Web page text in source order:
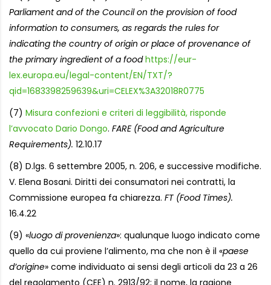
Parliament and of the Council on the provision of food
information to consumers, as regards the rules for
indicating the country of origin or place of provenance of
the primary ingredient of a food https://eur-
lex.europa.eu/legal-content/EN/TXT/?
qid=1683398259639&uri=CELEX%3A32018R0775
(7) Misura confezioni e criteri di leggibilità, risponde
l’avvocato Dario Dongo. FARE (Food and Agriculture
Requirements). 12.10.17
(8) D.lgs. 6 settembre 2005, n. 206, e successive modifiche.
V. Elena Bosani. Diritti dei consumatori nei contratti, la
Commissione europea fa chiarezza. FT (Food Times).
16.4.22
(9) «luogo di provenienza»: qualunque luogo indicato come
quello da cui proviene l’alimento, ma che non è il «paese
d’origine» come individuato ai sensi degli articoli da 23 a 26
del regolamento (CEE) n. 2913/92; il nome, la ragione